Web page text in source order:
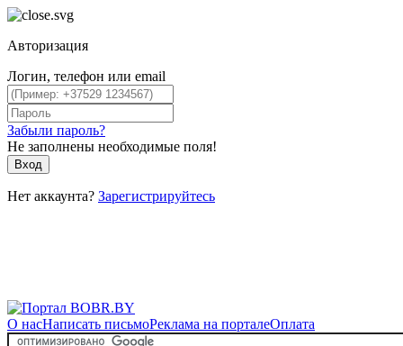
Авторизация
Логин, телефон или email
Забыли пароль?
Не заполнены необходимые поля!
Вход
Нет аккаунта? Зарегистрируйтесь
О насНаписать письмоРеклама на порталеОплата